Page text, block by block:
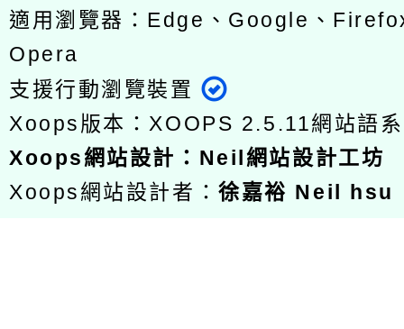
適用瀏覽器：Edge、Google、
Opera
支援行動瀏覽裝置
Xoops版本：XOOPS 2.5.11網站語
Xoops網站設計 ： Neil網站設計工坊
Xoops網站設計者：徐嘉裕 Neil hsu